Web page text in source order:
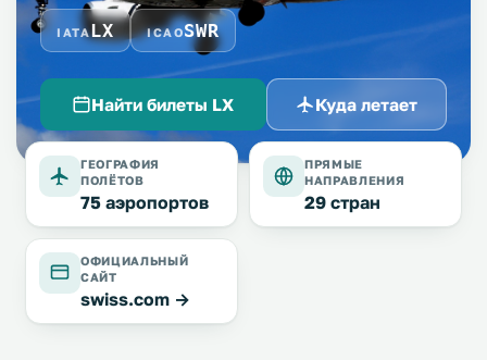
IATALX ICAOSWR
Найти билеты LX Куда летает
ГЕОГРАФИЯ
ПОЛЁТОВ
75 аэропортов
ПРЯМЫЕ
НАПРАВЛЕНИЯ
29 стран
ОФИЦИАЛЬНЫЙ
САЙТ
swiss.com →